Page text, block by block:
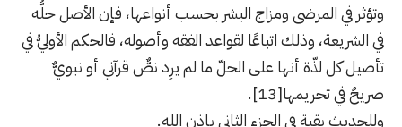
وتؤثر في المرضى ومزاج البشر بحسب أنواعها، فإن الأصل حلُّه
في الشريعة، وذلك اتباعًا لقواعد الفقه وأصوله، فالحكم الأوليُّ في
تأصيل كل لذّة أنها على الحلّ ما لم يرِد نصٌّ قرآني أو نبويٌّ
صريحٌ في تحريمها[13]
.
وللحديث بقية في الجزء الثاني بإذن الله.